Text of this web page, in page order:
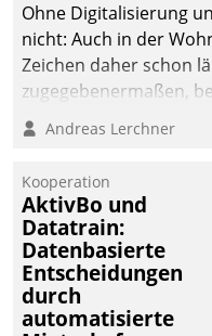
Ohne Digitalisierung
nicht: Auch in der
Zeichen daher schon
zugegebenermaßen,
Branchen.
Andreas Lerchner
Kooperation
AktivBo und
Datatrain:
Datenbasierte
Entscheidungen
durch
automatisierte